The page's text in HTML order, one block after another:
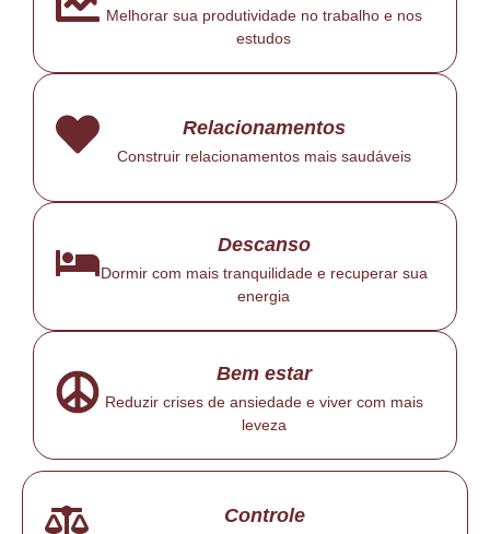
Melhorar sua produtividade no trabalho e nos
estudos
Relacionamentos
Construir relacionamentos mais saudáveis
Descanso
Dormir com mais tranquilidade e recuperar sua
energia
Bem estar
Reduzir crises de ansiedade e viver com mais
leveza
Controle